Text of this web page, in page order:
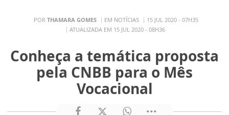
POR THAMARA GOMES EM NOTÍCIAS
15 JUL 2020 - 07H35
ATUALIZADA EM 15 JUL 2020 - 08H36
Conheça a temática proposta
pela CNBB para o Mês
Vocacional